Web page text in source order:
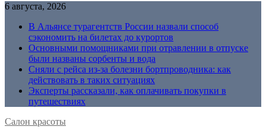
6 августа, 2026
В Альянсе турагентств России назвали способ
сэкономить на билетах до курортов
Основными помощниками при отравлении в отпуске
были названы сорбенты и вода
Сняли с рейса из-за болезни бортпроводника: как
действовать в таких ситуациях
Эксперты рассказали, как оплачивать покупки в
путешествиях
Салон красоты